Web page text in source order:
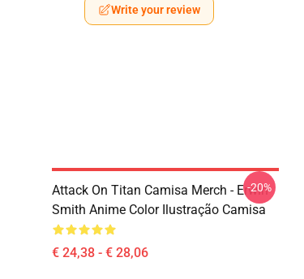
Write your review
Attack On Titan Camisa Merch - Erwin
Smith Anime Color Ilustração Camisa
€ 24,38 - € 28,06
-20%